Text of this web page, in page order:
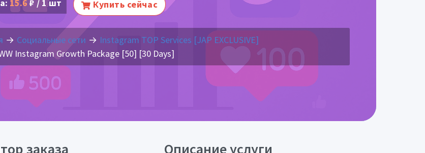
15.6 ₽ / 1 шт Купить сейчас
Социальные сети
Instagram TOP Services [JAP EXCLUSIVE]
Instagram Growth Package [50] [30 Days]
заказа Описание услуги